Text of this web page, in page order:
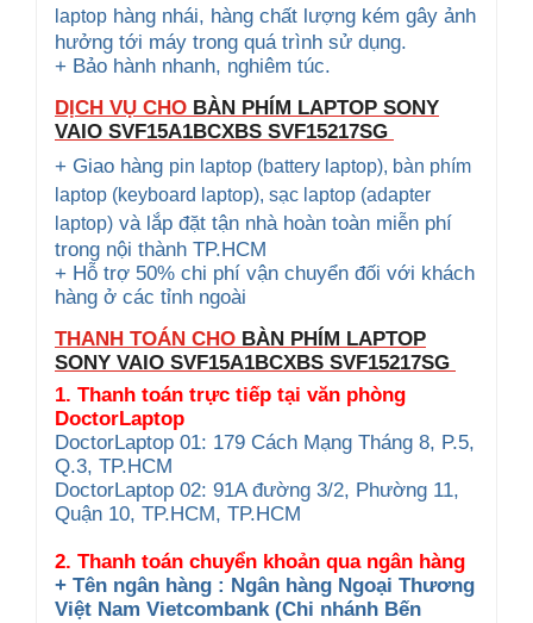
laptop hàng nhái, hàng chất lượng kém gây ảnh
hưởng tới máy trong quá trình sử dụng.
+ Bảo hành nhanh, nghiêm túc.
DỊCH VỤ CHO BÀN PHÍM LAPTOP SONY
VAIO SVF15A1BCXBS SVF15217SG
+ Giao hàng pin laptop (battery laptop), bàn phím
laptop (keyboard laptop), sạc laptop (adapter
laptop) và lắp đặt tận nhà hoàn toàn miễn phí
trong nội thành TP.HCM
+ Hỗ trợ 50% chi phí vận chuyển đối với khách
hàng ở các tỉnh ngoài
THANH TOÁN CHO BÀN PHÍM LAPTOP
SONY VAIO SVF15A1BCXBS SVF15217SG
1. Thanh toán trực tiếp tại văn phòng
DoctorLaptop
DoctorLaptop 01: 179 Cách Mạng Tháng 8, P.5,
Q.3, TP.HCM
DoctorLaptop 02: 91A đường 3/2, Phường 11,
Quận 10, TP.HCM, TP.HCM
2. Thanh toán chuyển khoản qua ngân hàng
+ Tên ngân hàng : Ngân hàng Ngoại Thương
Việt Nam Vietcombank (Chi nhánh Bến